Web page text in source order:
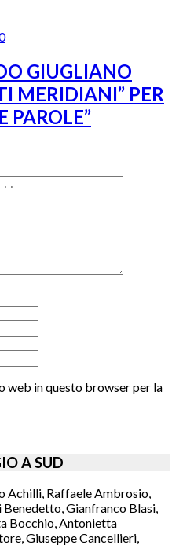
GIUGLIANO
MERIDIANI” PER
PAROLE”
web in questo browser per la
A SUD
Achilli, Raffaele Ambrosio,
Gianfranco Blasi,
Bocchio, Antonietta
Giuseppe Cancellieri,